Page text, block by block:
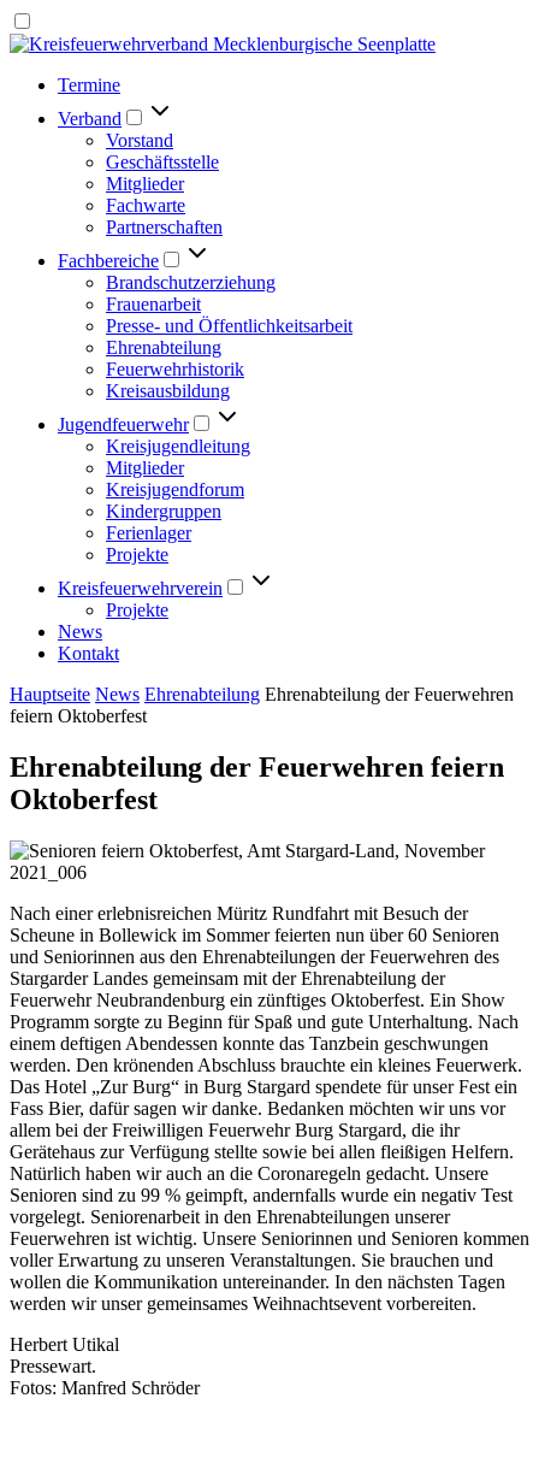
Termine
Verband
Vorstand
Geschäftsstelle
Mitglieder
Fachwarte
Partnerschaften
Fachbereiche
Brandschutzerziehung
Frauenarbeit
Presse- und Öffentlichkeitsarbeit
Ehrenabteilung
Feuerwehrhistorik
Kreisausbildung
Jugendfeuerwehr
Kreisjugendleitung
Mitglieder
Kreisjugendforum
Kindergruppen
Ferienlager
Projekte
Kreisfeuerwehrverein
Projekte
News
Kontakt
Hauptseite News Ehrenabteilung Ehrenabteilung der Feuerwehren
feiern Oktoberfest
Ehrenabteilung der Feuerwehren feiern
Oktoberfest
Nach einer erlebnisreichen Müritz Rundfahrt mit Besuch der
Scheune in Bollewick im Sommer feierten nun über 60 Senioren
und Seniorinnen aus den Ehrenabteilungen der Feuerwehren des
Stargarder Landes gemeinsam mit der Ehrenabteilung der
Feuerwehr Neubrandenburg ein zünftiges Oktoberfest. Ein Show
Programm sorgte zu Beginn für Spaß und gute Unterhaltung. Nach
einem deftigen Abendessen konnte das Tanzbein geschwungen
werden. Den krönenden Abschluss brauchte ein kleines Feuerwerk.
Das Hotel „Zur Burg“ in Burg Stargard spendete für unser Fest ein
Fass Bier, dafür sagen wir danke. Bedanken möchten wir uns vor
allem bei der Freiwilligen Feuerwehr Burg Stargard, die ihr
Gerätehaus zur Verfügung stellte sowie bei allen fleißigen Helfern.
Natürlich haben wir auch an die Coronaregeln gedacht. Unsere
Senioren sind zu 99 % geimpft, andernfalls wurde ein negativ Test
vorgelegt. Seniorenarbeit in den Ehrenabteilungen unserer
Feuerwehren ist wichtig. Unsere Seniorinnen und Senioren kommen
voller Erwartung zu unseren Veranstaltungen. Sie brauchen und
wollen die Kommunikation untereinander. In den nächsten Tagen
werden wir unser gemeinsames Weihnachtsevent vorbereiten.
Herbert Utikal
Pressewart.
Fotos: Manfred Schröder